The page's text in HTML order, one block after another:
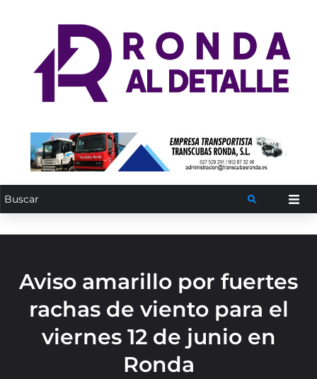
Aviso amarillo por fuertes
rachas de viento para el
viernes 12 de junio en
Ronda